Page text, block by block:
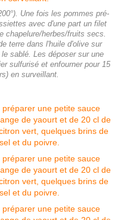
Une fois les pommes pré-
avec d'une part un filet
chapelure/herbes/fruits secs.
terre dans l'huile d'olive sur
sablé. Les déposer sur une
sulfurisé et enfourner pour 15
en surveillant.